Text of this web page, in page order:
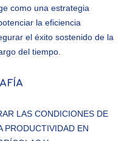
como una estrategia
la eficiencia
el éxito sostenido de la
del tiempo.
LAS CONDICIONES DE
PRODUCTIVIDAD EN